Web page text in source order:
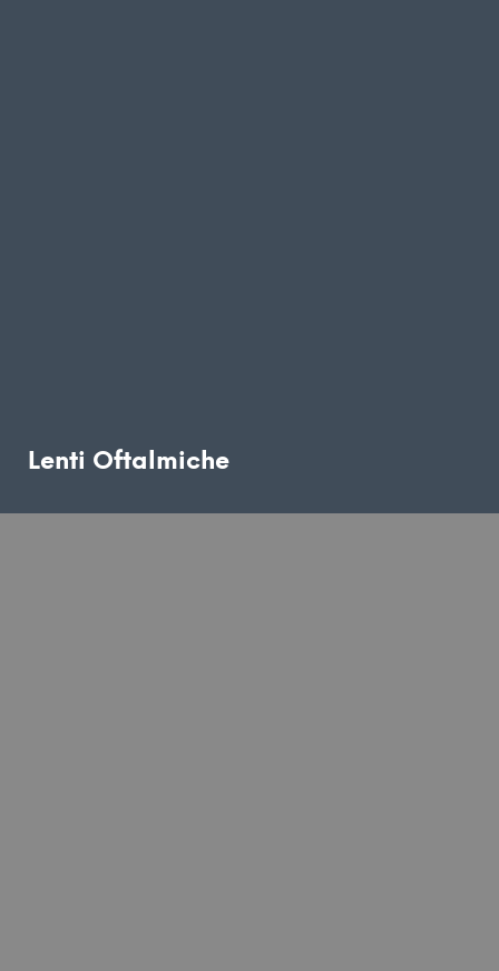
Lenti Oftalmiche